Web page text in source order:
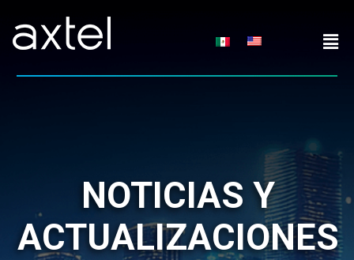
content
NOTICIAS Y
ACTUALIZACIONES